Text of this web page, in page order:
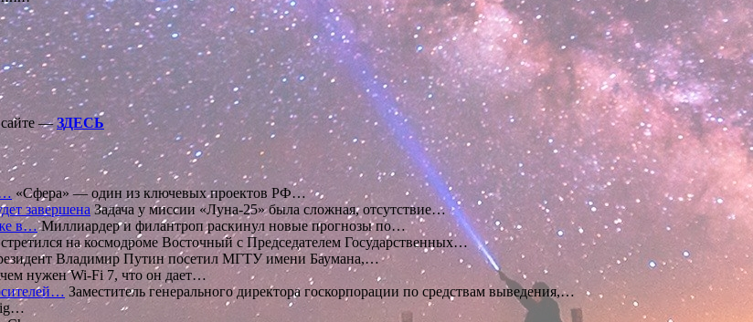
сайте —ЗДЕСЬ
«Сфера» — один из ключевых проектов РФ…
завершена Задача у миссии «Луна-25» была сложная, отсутствие…
в…Миллиардер и филантроп раскинул новые прогнозы по…
на космодроме Восточный с Председателем Государственных…
Владимир Путин посетил МГТУ имени Баумана,…
нужен Wi-Fi 7, что он дает…
Заместитель генерального директора госкорпорации по средствам выведения,…